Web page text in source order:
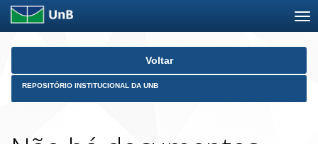
Skip
Voltar
REPOSITÓRIO INSTITUCIONAL DA UNB